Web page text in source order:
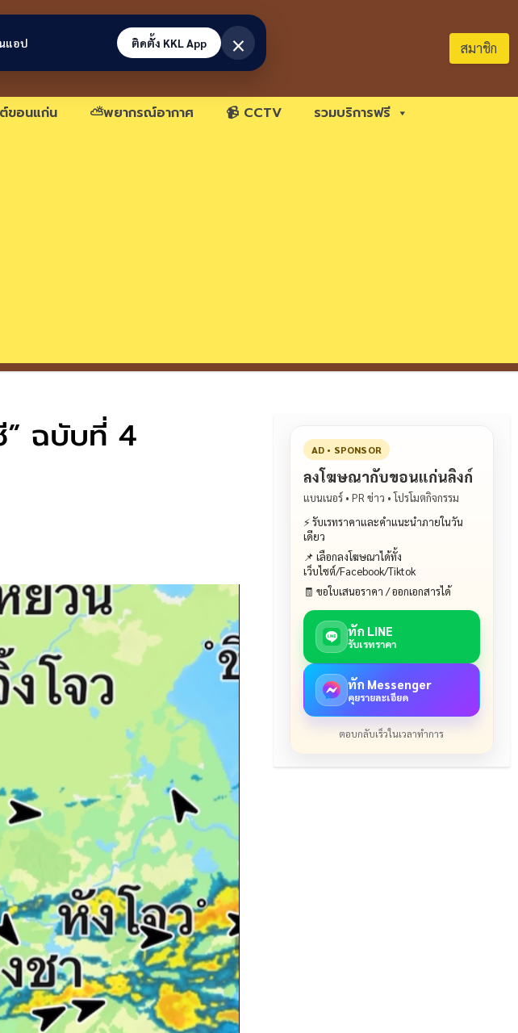
ก่นลิงก์ สมาชิก
ขอนแก่น ⛅พยากรณ์อากาศ 📹 CCTV รวมบริการฟรี
” ฉบับที่ 4 AD • SPONSOR
ลงโฆษณากับขอนแก่นลิงก์
แบนเนอร์ • PR ข่าว • โปรโมตกิจกรรม
⚡ รับเรทราคาและคำแนะนำภายในวัน
เดียว
📌 เลือกลงโฆษณาได้ทั้ง
เว็บไซต์/Facebook/Tiktok
🧾 ขอใบเสนอราคา / ออกเอกสารได้
ทัก LINE
รับเรทราคา
ทัก Messenger
คุยรายละเอียด
ตอบกลับเร็วในเวลาทำการ
แอป ติดตั้ง KKL App ×